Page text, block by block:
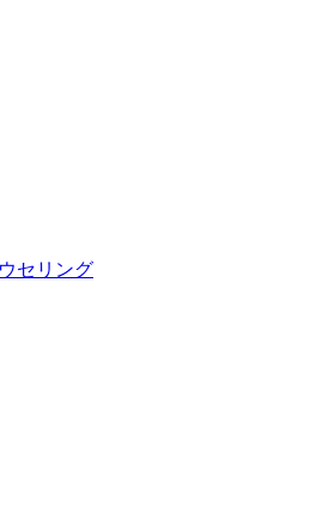
セリング